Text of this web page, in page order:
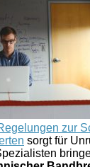
zur
sorgt für